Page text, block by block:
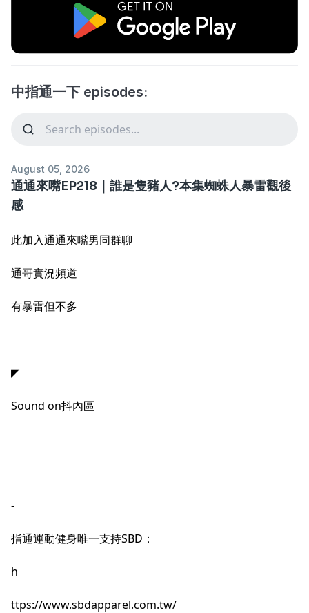
中指通一下 episodes:
August 05, 2026
通通來嘴EP218｜誰是隻豬人?本集蜘蛛人暴雷觀後
感
此加入通通來嘴男同群聊
通哥實況頻道
有暴雷但不多
◤
Sound on抖內區
-
指通運動健身唯一支持SBD：
h
ttps://www.sbdapparel.com.tw/